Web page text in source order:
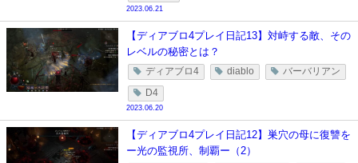
2023.06.21
【ディアブロ4プレイ日記13】対峙する敵、その
レベルの秘密とは？
ディアブロ4 diablo バーバリアン
D4
2023.06.20
【ディアブロ4プレイ日記12】巣穴の母に復讐を
ー光の監視所、制覇ー（2）